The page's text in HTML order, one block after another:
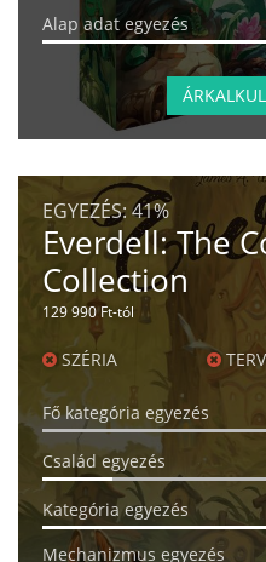
Alap adat egyezés
EGYEZÉS: 41%
Everdell: The
Collection
129 990 Ft-tól
SZÉRIA
Fő kategória egyezés
Család egyezés
Kategória egyezés
Mechanizmus egyezés